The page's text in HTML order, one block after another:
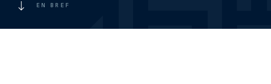
EN BREF